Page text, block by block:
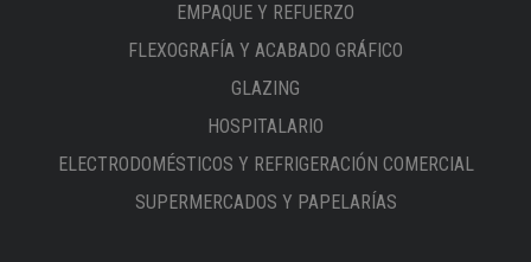
EMPAQUE Y REFUERZO
FLEXOGRAFÍA Y ACABADO GRÁFICO
GLAZING
HOSPITALARIO
ELECTRODOMÉSTICOS Y REFRIGERACIÓN COMERCIAL
SUPERMERCADOS Y PAPELARÍAS